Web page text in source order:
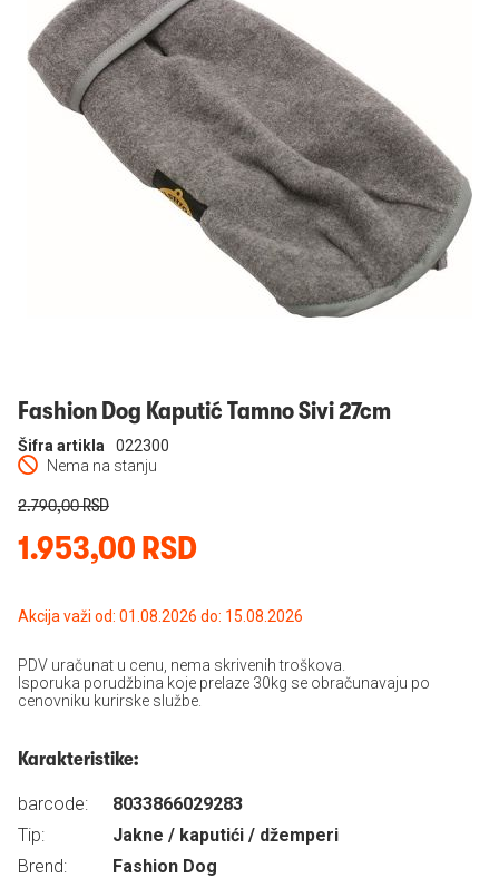
Prijavi se
Fashion Dog Kaputić Tamno Sivi 27cm
Nema na stanju
Šifra artikla 022300
1.953,00 RSD
2.790,00 RSD
Akcija važi od: 01.08.2026 do: 15.08.2026
PDV uračunat u cenu, nema skrivenih troškova.
Isporuka porudžbina koje prelaze 30kg se obračunavaju po
cenovniku kurirske službe.
Karakteristike:
barcode:
8033866029283
Tip:
Jakne / kaputići / džemperi
Brend:
Fashion Dog